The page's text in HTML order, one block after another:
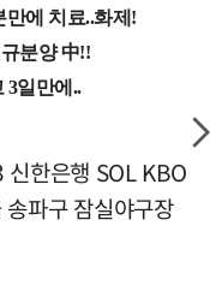
한은행 SOL KBO
파구 잠실야구장